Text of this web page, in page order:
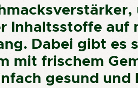
Inhaltsstoffe auf
Dabei gibt es
mit frischem
gesund und